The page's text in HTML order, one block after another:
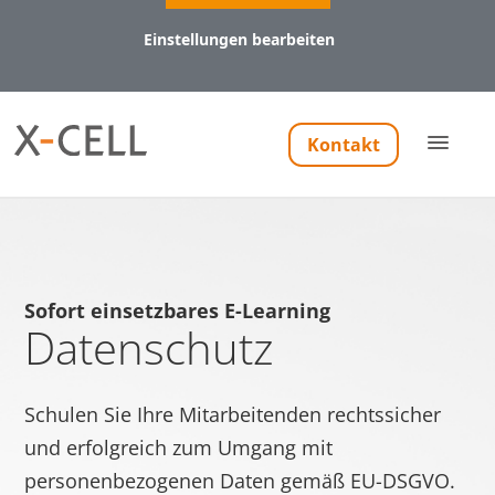
Einstellungen bearbeiten
Notwendig (8)
Präferenzen (1)
Notwendige Cookies helfen dabei, eine Webseite nutzbar
zu machen, indem sie Grundfunktionen wie
Webseite ermöglichen. Die Webseite kann ohne diese
Kontakt
Sofort einsetzbares E-Learning
Datenschutz
Schulen Sie Ihre Mitarbeitenden rechtssicher
und erfolgreich zum Umgang mit
personenbezogenen Daten gemäß EU-DSGVO.